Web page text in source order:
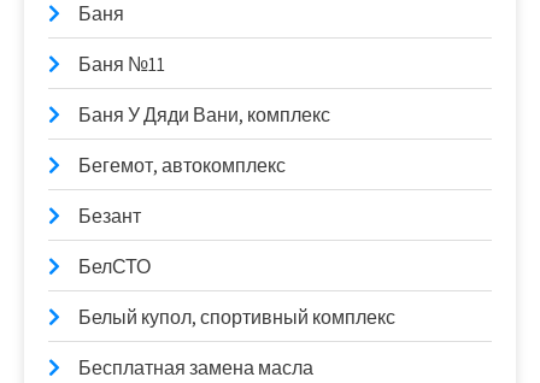
Баня
Баня №11
Баня У Дяди Вани, комплекс
Бегемот, автокомплекс
Безант
БелСТО
Белый купол, спортивный комплекс
Бесплатная замена масла